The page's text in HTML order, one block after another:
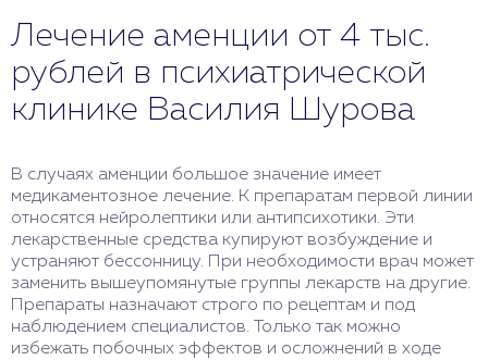
Лечение аменции от 4 тыс.
рублей в психиатрической
клинике Василия Шурова
В случаях аменции большое значение имеет
медикаментозное лечение. К препаратам первой линии
относятся нейролептики или антипсихотики. Эти
лекарственные средства купируют возбуждение и
устраняют бессонницу. При необходимости врач может
заменить вышеупомянутые группы лекарств на другие.
Препараты назначают строго по рецептам и под
наблюдением специалистов. Только так можно
избежать побочных эффектов и осложнений в ходе